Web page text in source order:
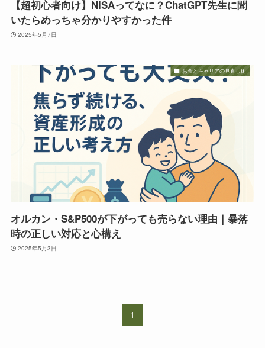
【超初心者向け】NISAってなに？ChatGPT先生に聞
いたらめっちゃ分かりやすかった件
2025年5月7日
お金とキャリアの見直し術
オルカン・S&P500が下がっても売らない理由｜暴落
時の正しい対応と心構え
2025年5月3日
1